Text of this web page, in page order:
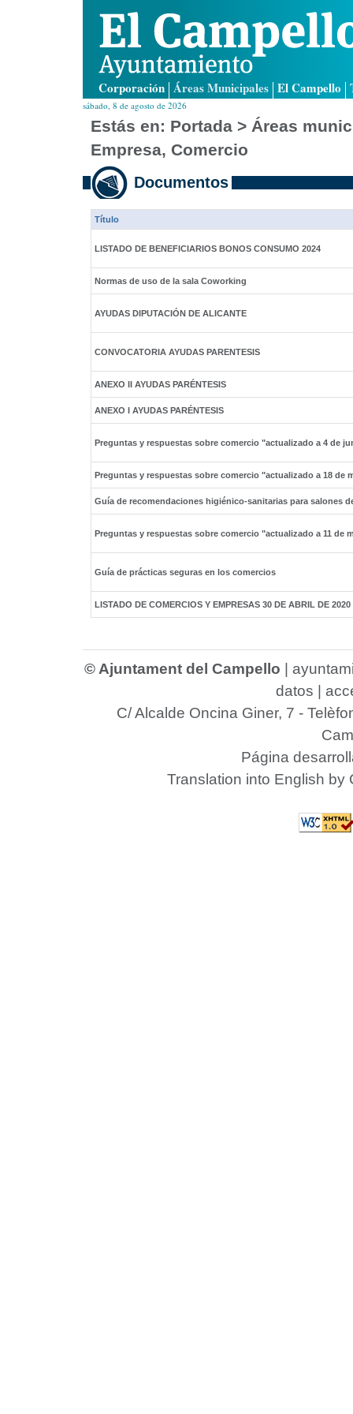
Corporación Áreas Municipales El Campello
sábado, 8 de agosto de 2026
Estás en: Portada > Áreas
Empresa, Comercio
Documentos
Título
LISTADO DE BENEFICIARIOS BONOS CONSUMO 2024
Normas de uso de la sala Coworking
AYUDAS DIPUTACIÓN DE ALICANTE
CONVOCATORIA AYUDAS PARENTESIS
ANEXO II AYUDAS PARÉNTESIS
ANEXO I AYUDAS PARÉNTESIS
Preguntas y respuestas sobre comercio "actualizado a 4 de
Preguntas y respuestas sobre comercio "actualizado a 18 de
Guía de recomendaciones higiénico-sanitarias para salones
Preguntas y respuestas sobre comercio "actualizado a 11 de
Guía de prácticas seguras en los comercios
LISTADO DE COMERCIOS Y EMPRESAS 30 DE ABRIL DE 2020
© Ajuntament del Campello
datos
C/ Alcalde Oncina Giner, 7 -
Página
Translation into English by